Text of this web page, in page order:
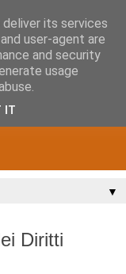
▼
Diritti
its services
user-agent are
and security
usage
IT